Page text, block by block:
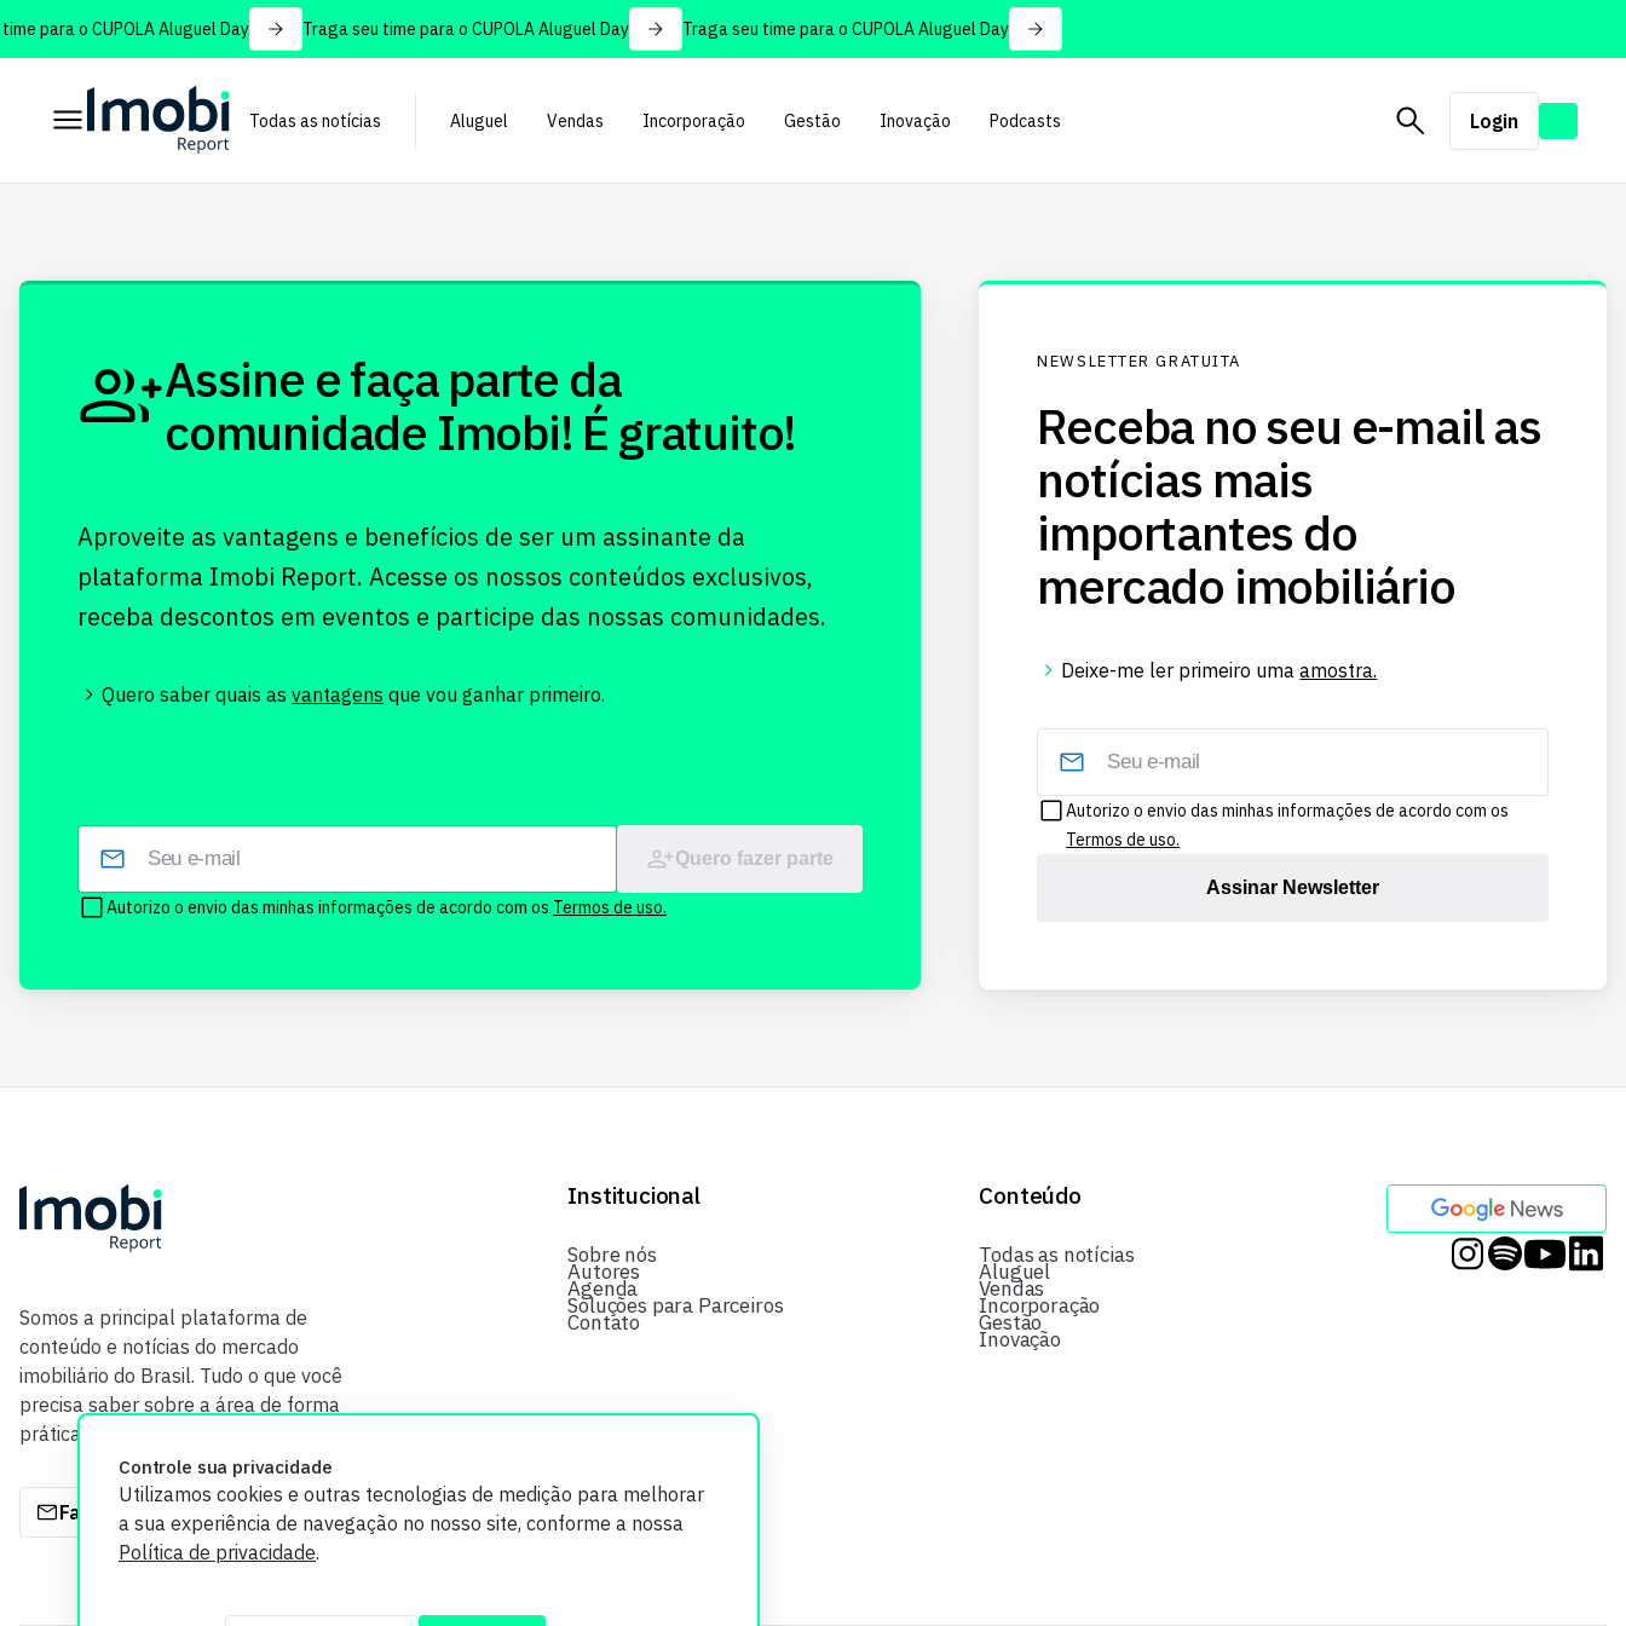
para o CUPOLA Aluguel Day Traga seu time para o CUPOLA Aluguel Day Traga seu time para o CUPOLA Aluguel Day
Todas as notícias Aluguel Vendas Incorporação Gestão Inovação Podcasts Login
Controle sua privacidade
Utilizamos cookies e outras tecnologias de medição para melhorar
a sua experiência de navegação no nosso site, conforme a nossa
Política de privacidade.
Assine e faça parte da
comunidade Imobi! É gratuito!
Aproveite as vantagens e benefícios de ser um assinante da
plataforma Imobi Report. Acesse os nossos conteúdos exclusivos,
receba descontos em eventos e participe das nossas comunidades.
Quero saber quais as vantagens que vou ganhar primeiro.
Quero fazer parte
Autorizo o envio das minhas informações de acordo com os Termos de uso.
NEWSLETTER GRATUITA
Receba no seu e-mail as
notícias mais
importantes do
mercado imobiliário
Deixe-me ler primeiro umaamostra.
Autorizo o envio das minhas informações de acordo com os
Termos de uso.
Assinar Newsletter
Somos a principal plataforma de
conteúdo e notícias do mercado
imobiliário do Brasil. Tudo o que você
precisa saber sobre a área de forma
prática e com credibilidade.
Fale com a gente
Institucional
Sobre nós
Autores
Agenda
Soluções para Parceiros
Contato
Conteúdo
Todas as notícias
Aluguel
Vendas
Incorporação
Gestão
Inovação